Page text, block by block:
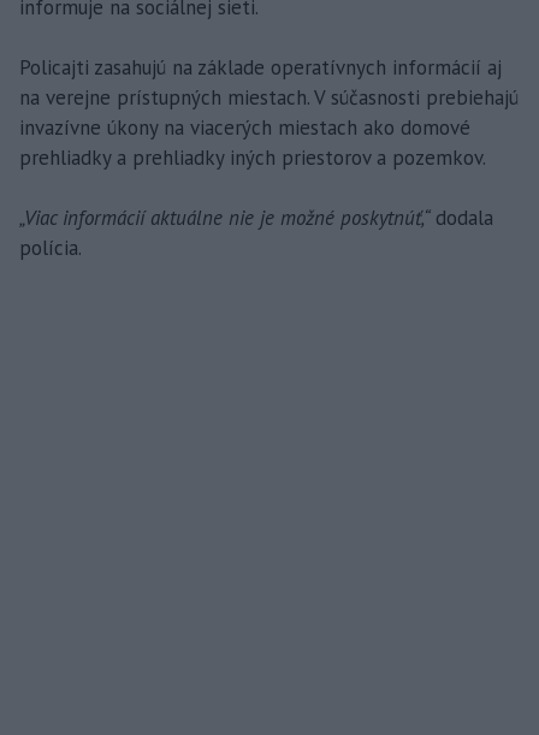
informuje na sociálnej sieti.
Policajti zasahujú na základe operatívnych informácií aj
na verejne prístupných miestach. V súčasnosti prebiehajú
invazívne úkony na viacerých miestach ako domové
prehliadky a prehliadky iných priestorov a pozemkov.
„Viac informácií aktuálne nie je možné poskytnúť,“ dodala
polícia.